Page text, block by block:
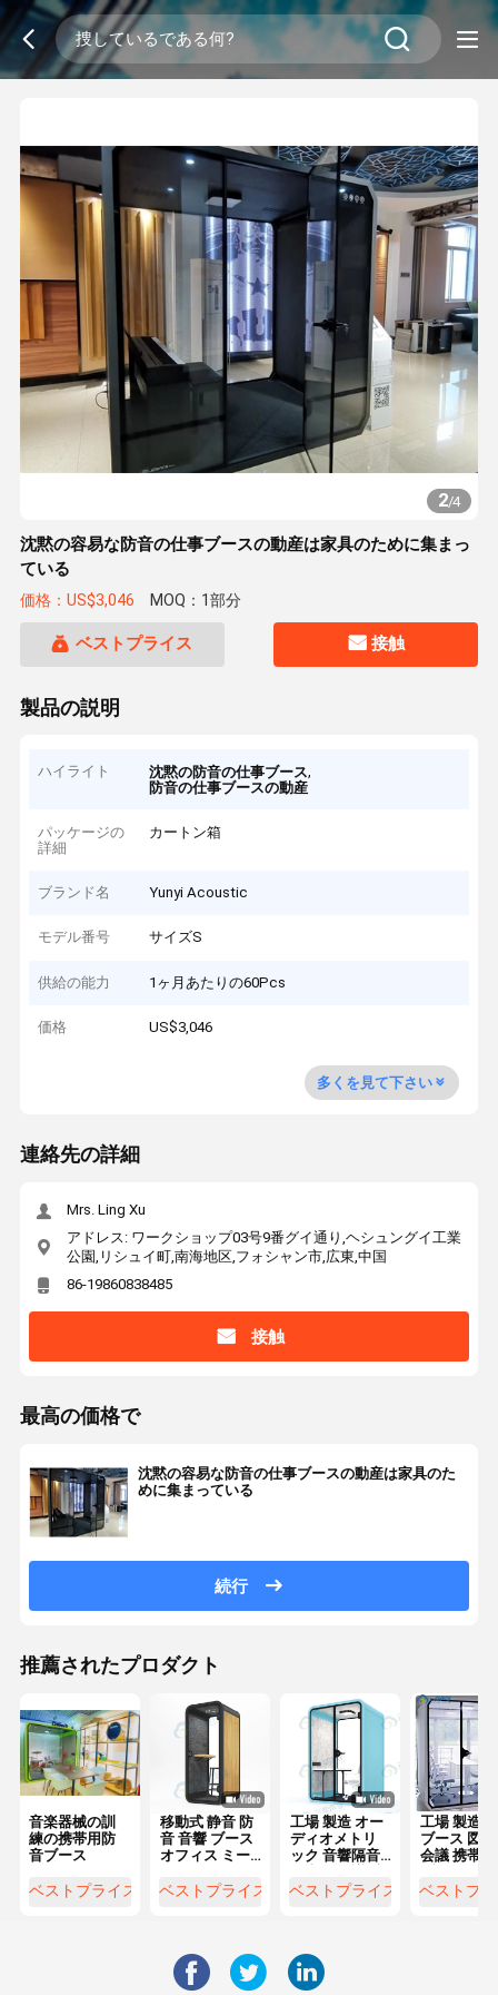
2/4
沈黙の容易な防音の仕事ブースの動産は家具のために集まっ
ている
価格：US$3,046 MOQ：1部分
ベストプライス 接触
製品の説明
ハイライト 沈黙の防音の仕事ブース,
防音の仕事ブースの動産
パッケージの
詳細
カートン箱
ブランド名 Yunyi Acoustic
モデル番号 サイズS
供給の能力 1ヶ月あたりの60Pcs
価格 US$3,046
多くを見て下さい
連絡先の詳細
Mrs. Ling Xu
アドレス: ワークショップ03号9番グイ通り,ヘシュングイ工業
公園,リシュイ町,南海地区,フォシャン市,広東,中国
86-19860838485
接触
最高の価格で
沈黙の容易な防音の仕事ブースの動産は家具のた
めに集まっている
続行
推薦されたプロダクト
音楽器械の訓
練の携帯用防
音ブース
ベストプライス
移動式 静音 防
音 音響 ブース
オフィス ミー
ィス ポッド 隔
ベストプライス
工場 製造 オー
ディオメトリ
ック 音響隔音
帯電話 販売
ベストプライス
工場 製造
ブース 図
会議 携帯
ベストプ